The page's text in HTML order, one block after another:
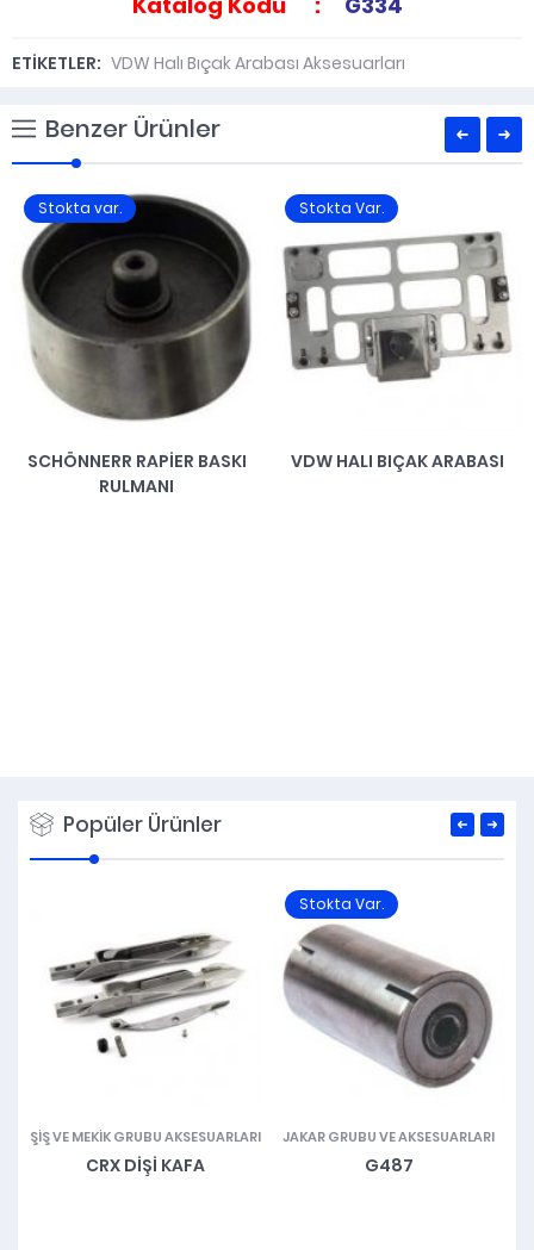
ETİKETLER: VDW Halı Bıçak Arabası Aksesuarları
Benzer Ürünler
Stokta var.
SCHÖNNERR RAPIER BASKI
RULMANI
Stokta Var.
VDW HALI BIÇAK ARABASI
Popüler Ürünler
ŞIŞ VE MEKIK GRUBU AKSESUARLARI
CRX DIŞI KAFA
Stokta Var.
JAKAR GRUBU VE AKSESUARLARI
G487